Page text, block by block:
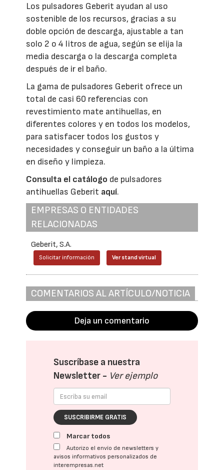
Los pulsadores Geberit ayudan al uso
sostenible de los recursos, gracias a su
doble opción de descarga, ajustable a tan
solo 2 o 4 litros de agua, según se elija la
media descarga o la descarga completa
después de ir el baño.
La gama de pulsadores Geberit ofrece un
total de casi 60 referencias con
revestimiento mate antihuellas, en
diferentes colores y en todos los modelos,
para satisfacer todos los gustos y
necesidades y conseguir un baño a la última
en diseño y limpieza.
Consulta el catálogo de pulsadores
antihuellas Geberit aquí.
EMPRESAS O ENTIDADES
RELACIONADAS
Geberit, S.A.
Solicitar información Ver stand virtual
COMENTARIOS AL ARTÍCULO/NOTICIA
Deja un comentario
Suscríbase a nuestra
Newsletter - Ver ejemplo
SUSCRIBIRME GRATIS
Marcar todos
Autorizo el envío de newsletters y
avisos informativos personalizados de
interempresas.net